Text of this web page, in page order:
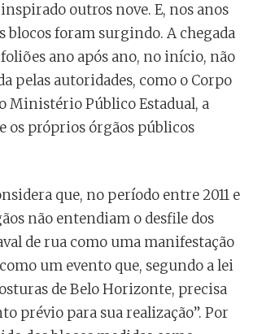
outros nove. E, nos anos
blocos foram surgindo. A chegada
ano após ano, no início, não
pelas autoridades, como o Corpo
Ministério Público Estadual, a
os próprios órgãos públicos
que, no período entre 2011 e
não entendiam o desfile dos
de rua como uma manifestação
um evento que, segundo a lei
de Belo Horizonte, precisa
prévio para sua realização”. Por